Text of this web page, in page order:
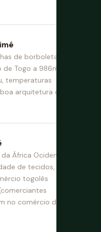
de borboletas,
Togo a 986m),
temperaturas
arquitetura da era
África Ocidental —
de tecidos,
togolês
no comércio de